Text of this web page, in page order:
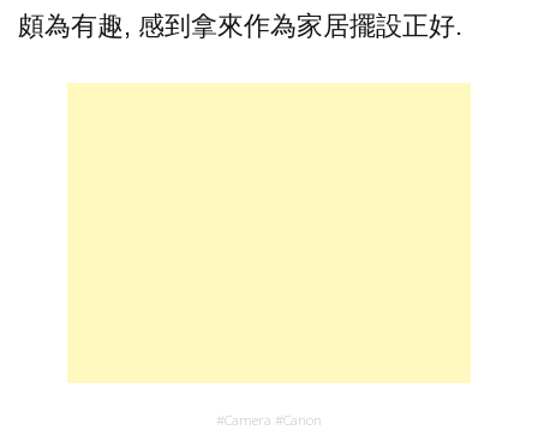
頗為有趣, 感到拿來作為家居擺設正好.
#Camera #Canon